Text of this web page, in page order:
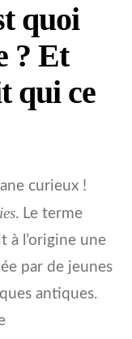
quoi
? Et
qui ce
curieux !
. Le terme
à l’origine une
par de jeunes
antiques.